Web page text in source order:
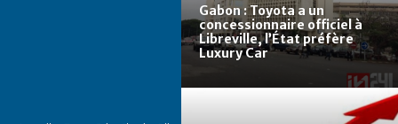
Gabon : Toyota a un
concessionnaire officiel à
Libreville, l’État préfère
Luxury Car